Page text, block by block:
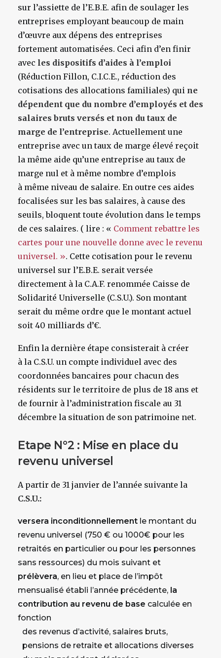
sur l’assiette de l’E.B.E. afin de soulager les
entreprises employant beaucoup de main
d’œuvre aux dépens des entreprises
fortement automatisées. Ceci afin d’en finir
avec les dispositifs d’aides à l’emploi
(Réduction Fillon, C.I.C.E., réduction des
cotisations des allocations familiales) qui ne
dépendent que du nombre d’employés et des
salaires bruts versés et non du taux de
marge de l’entreprise. Actuellement une
entreprise avec un taux de marge élevé reçoit
la même aide qu’une entreprise au taux de
marge nul et à même nombre d’emplois
à même niveau de salaire. En outre ces aides
focalisées sur les bas salaires, à cause des
seuils, bloquent toute évolution dans le temps
de ces salaires. ( lire : « Comment rebattre les
cartes pour une nouvelle donne avec le revenu
universel. ». Cette cotisation pour le revenu
universel sur l’E.B.E. serait versée
directement à la C.A.F. renommée Caisse de
Solidarité Universelle (C.S.U.). Son montant
serait du même ordre que le montant actuel
soit 40 milliards d’€.
Enfin la dernière étape consisterait à créer
à la C.S.U. un compte individuel avec des
coordonnées bancaires pour chacun des
résidents sur le territoire de plus de 18 ans et
de fournir à l’administration fiscale au 31
décembre la situation de son patrimoine net.
Etape N°2 : Mise en place du
revenu universel
A partir de 31 janvier de l’année suivante la
C.S.U.:
versera inconditionnellement le montant du
revenu universel (750 € ou 1000€ pour les
retraités en particulier ou pour les personnes
sans ressources) du mois suivant et
prélèvera, en lieu et place de l’impôt
mensualisé établi l’année précédente, la
contribution au revenu de base calculée en
fonction
des revenus d’activité, salaires bruts,
pensions de retraite et allocations diverses